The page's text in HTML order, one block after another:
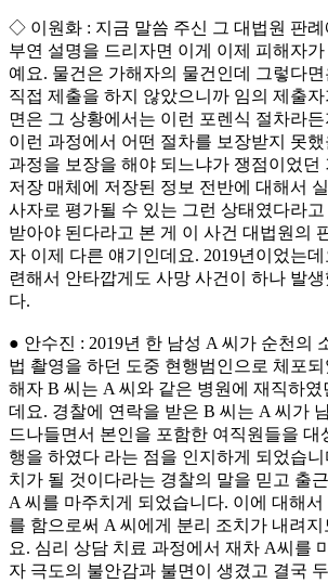
◇ 이원화 : 지금 말씀 주신 그 대법원 판
부연 설명을 드리자면 이게 이제 피해자
예요. 물건은 가해자의 물건인데 그렇다면
직접 제출을 하지 않았으니까 임의 제출
면은 그 상황에서는 이런 포렌식 절차라든
이런 과정에서 어떤 절차를 보장받지 못했
과정을 보장을 해야 되느냐가 쟁점이었던
저장 매체에 저장된 정보 전반에 대해서
사자로 평가될 수 있는 그런 상태였다라
받아야 된다라고 본 게 이 사건 대법원의
자 이제 다른 얘기인데요. 2019년이었는
련해서 안타깝게도 사망 사건이 하나 발
다.
● 안수진 : 2019년 한 남성 A 씨가 순천의
법 촬영을 하던 도중 현행범인으로 체포되
해자 B 씨는 A 씨와 같은 병원에 재직하
데요. 경찰에 연락을 받은 B 씨는 A 씨가
드나들면서 본인을 포함한 여직원들을 대
행을 하였다 라는 점을 인지하게 되었습
치가 될 것이다라는 경찰의 말을 믿고 출
A 씨를 마주치게 되었습니다. 이에 대해서
를 함으로써 A 씨에게 분리 조치가 내려지
요. 심리 상담 치료 과정에서 재차 A씨를
자 극도의 불안감과 불면이 생겼고 결국